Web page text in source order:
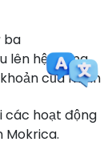
ba
lên hệ thống
của mình
các hoạt động
Mokrica.